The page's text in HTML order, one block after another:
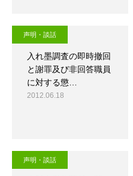
声明・談話
入れ墨調査の即時撤回
と謝罪及び非回答職員
に対する懲…
2012.06.18
声明・談話